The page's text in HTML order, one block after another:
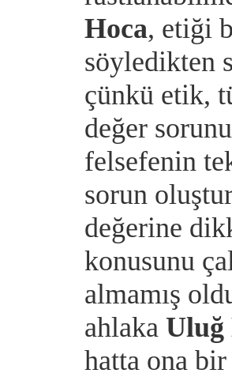
Hoca, etiği
söyledikten
çünkü etik,
değer
felsefenin
sorun
değerine
konusunu
almamış
ahlaka Uluğ
hatta ona